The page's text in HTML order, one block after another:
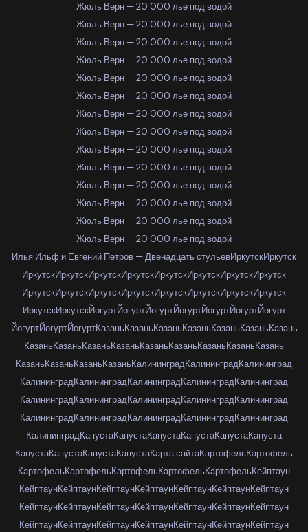
Жюль Верн — 20 000 лье под водой
Жюль Верн — 20 000 лье под водой
Жюль Верн — 20 000 лье под водой
Жюль Верн — 20 000 лье под водой
Жюль Верн — 20 000 лье под водой
Жюль Верн — 20 000 лье под водой
Жюль Верн — 20 000 лье под водой
Жюль Верн — 20 000 лье под водой
Жюль Верн — 20 000 лье под водой
Жюль Верн — 20 000 лье под водой
Жюль Верн — 20 000 лье под водой
Жюль Верн — 20 000 лье под водой
Жюль Верн — 20 000 лье под водой
Жюль Верн — 20 000 лье под водой
Илья Ильф и Евгений Петров — Двенадцать стульевИркутскИркутск
ИркутскИркутскИркутскИркутскИркутскИркутскИркутскИркутск
ИркутскИркутскИркутскИркутскИркутскИркутскИркутскИркутск
ИркутскИркутскЙогуртЙогуртЙогуртЙогуртЙогуртЙогуртЙогурт
ЙогуртЙогуртЙогуртКазаньКазаньКазаньКазаньКазаньКазаньКазань
КазаньКазаньКазаньКазаньКазаньКазаньКазаньКазаньКазань
КазаньКазаньКазаньКазаньКалининградКалининградКалининград
КалининградКалининградКалининградКалининградКалининград
КалининградКалининградКалининградКалининградКалининград
КалининградКалининградКалининградКалининградКалининград
КалининградКапустаКапустаКапустаКапустаКапустаКапуста
КапустаКапустаКапустаКапустаКарта сайтаКартофельКартофель
КартофельКартофельКартофельКартофельКартофельКейптаун
КейптаунКейптаунКейптаунКейптаунКейптаунКейптаунКейптаун
КейптаунКейптаунКейптаунКейптаунКейптаунКейптаунКейптаун
КейптаунКейптаунКейптаунКейптаунКейптаунКейптаунКейптаун